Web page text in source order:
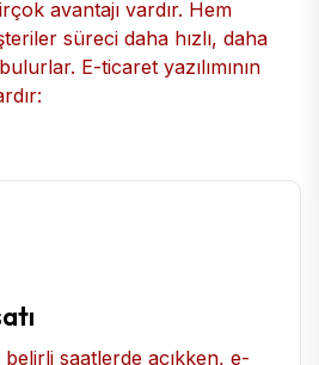
avantajı vardır. Hem
süreci daha hızlı, daha
E-ticaret yazılımının
saatlerde açıkken, e-